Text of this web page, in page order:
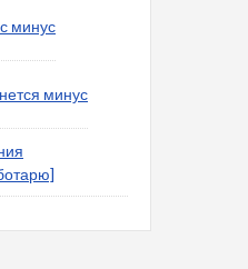
минус
минус